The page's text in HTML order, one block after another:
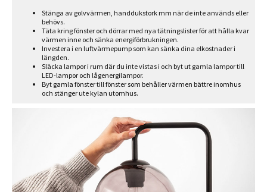
Stänga av golvvärmen, handdukstork mm när de inte används eller
behövs.
Täta kring fönster och dörrar med nya tätningslister för att hålla kvar
värmen inne och sänka energiförbrukningen.
Investera i en luftvärmepump som kan sänka dina elkostnader i
längden.
Släcka lampor i rum där du inte vistas i och byt ut gamla lampor till
LED-lampor och lågenergilampor.
Byt gamla fönster till fönster som behåller värmen bättre inomhus
och stänger ute kylan utomhus.